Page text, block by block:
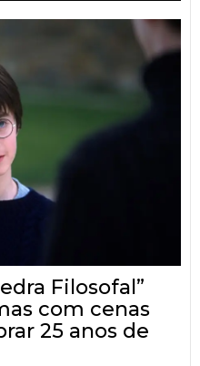
Filosofal”
com cenas
25 anos de